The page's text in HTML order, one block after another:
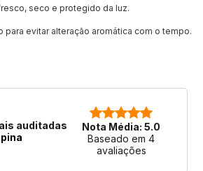
seco e protegido da luz.
para evitar alteração aromática com o tempo.
auditadas
Nota Média: 5.0
Baseado em 4
avaliações